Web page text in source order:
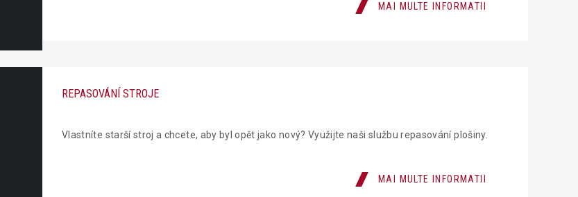
MAI MULTE INFORMATII
REPASOVÁNÍ STROJE
Vlastníte starší stroj a chcete, aby byl opět jako nový? Využijte naši službu repasování plošiny.
MAI MULTE INFORMATII